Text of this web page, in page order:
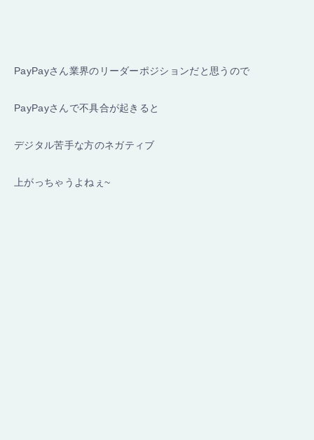
PayPayさん業界のリーダーポジションだと思うので
PayPayさんで不具合が起きると
デジタル苦手な方のネガティブ
上がっちゃうよねぇ~